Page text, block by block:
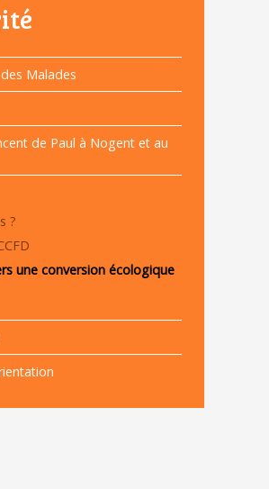
Malades
de Paul à Nogent et au
?
une conversion écologique